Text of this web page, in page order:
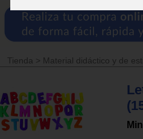
Tienda > Material didáctico y de